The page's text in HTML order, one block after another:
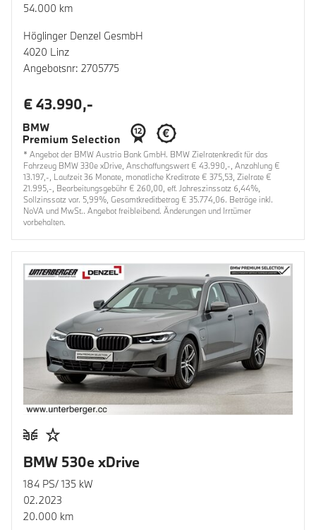
54.000 km
Höglinger Denzel GesmbH
4020 Linz
Angebotsnr: 2705775
€ 43.990,-
* Angebot der BMW Austria Bank GmbH. BMW Zielratenkredit für das
Fahrzeug BMW 330e xDrive, Anschaffungswert € 43.990,-, Anzahlung €
13.197,-, Laufzeit 36 Monate, monatliche Kreditrate € 375,53, Zielrate €
21.995,-, Bearbeitungsgebühr € 260,00, eff. Jahreszinssatz 6,44%,
Sollzinssatz var. 5,99%, Gesamtkreditbetrag € 35.774,06. Beträge inkl.
NoVA und MwSt.. Angebot freibleibend. Änderungen und Irrtümer
vorbehalten.
BMW 530e xDrive
184 PS/ 135 kW
02.2023
20.000 km